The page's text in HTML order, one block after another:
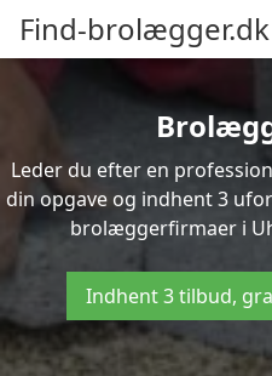
Find-brolægger.dk
Leder du efter en
din opgave og indhent 3
brolæggerfirmaer i
Indhent 3 tilbud,